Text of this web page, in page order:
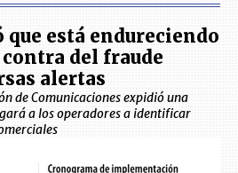
que está endureciendo
del fraude
alertas
de Comunicaciones expidió una
a los operadores a identificar